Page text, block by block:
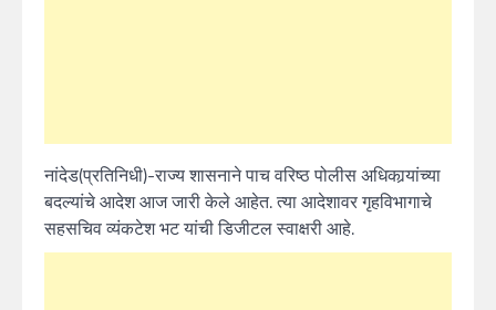
नांदेड(प्रतिनिधी)-राज्य शासनाने पाच वरिष्ठ पोलीस अधिकार्‍यांच्या
बदल्यांचे आदेश आज जारी केले आहेत. त्या आदेशावर गृहविभागाचे
सहसचिव व्यंकटेश भट यांची डिजीटल स्वाक्षरी आहे.